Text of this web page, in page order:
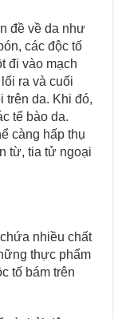
đề về da như
các độc tố
đi vào mạch
ra và cuối
trên da. Khi đó,
tế bào da.
càng hấp thụ
từ, tia tử ngoại
nhiều chất
thực phẩm
tố bám trên